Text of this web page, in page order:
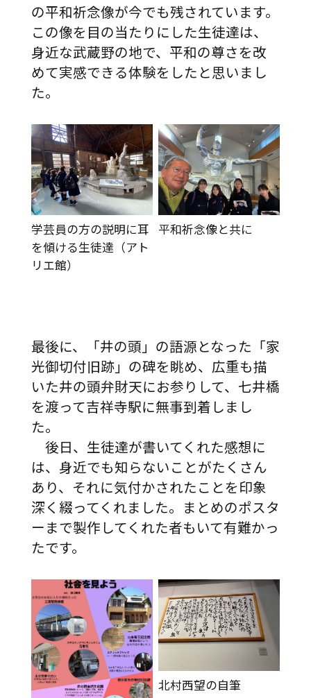
の平和祈念像が今でも残されています。
この像を目の当たりにした生徒達は、
身近な武蔵野の地で、平和の尊さを改
めて実感できる体験をしたと思いまし
た。
学芸員の方の説明に耳
を傾ける生徒達（アト
リエ館）
平和祈念像と共に
最後に、「井の頭」の語源となった「家
光御切付旧跡」の碑を眺め、広重も描
いた井の頭弁財天にお参りして、七井橋
を渡って吉祥寺駅に無事到着しまし
た。
後日、生徒達が書いてくれた感想に
は、身近でも知らないことがたくさん
あり、それに気付かされたことを印象
深く綴ってくれました。まとめのポスタ
ーまで製作してくれた者もいて有難かっ
たです。
北村西望の自筆